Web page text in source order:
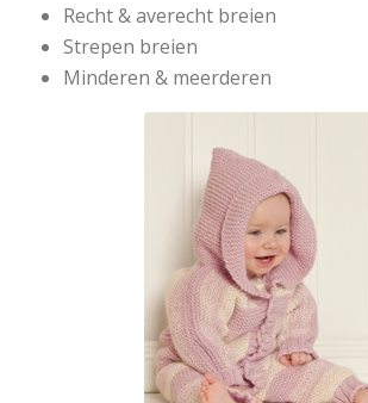
Recht & averecht breien
Strepen breien
Minderen & meerderen